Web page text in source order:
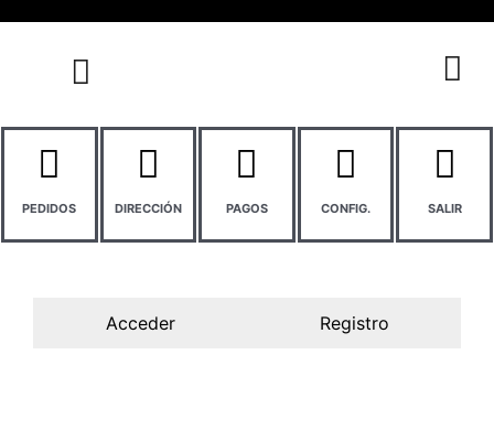
_
PEDIDOS DIRECCIÓN PAGOS CONFIG. SALIR
Acceder Registro